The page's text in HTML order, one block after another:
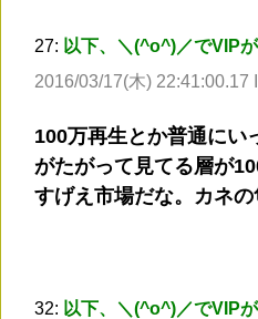
27: 以下、＼(^o^)／でVIP
2016/03/17(木) 22:41:00.17
100万再生とか普通にい
がたがって見てる層が
すげえ市場だな。カネ
32: 以下、＼(^o^)／でVIP